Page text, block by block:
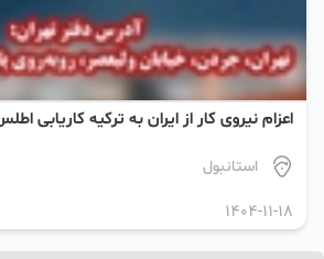
اعزام نیروی کار از ایران به ترکیه کاریابی
استانبول
1404-11-18